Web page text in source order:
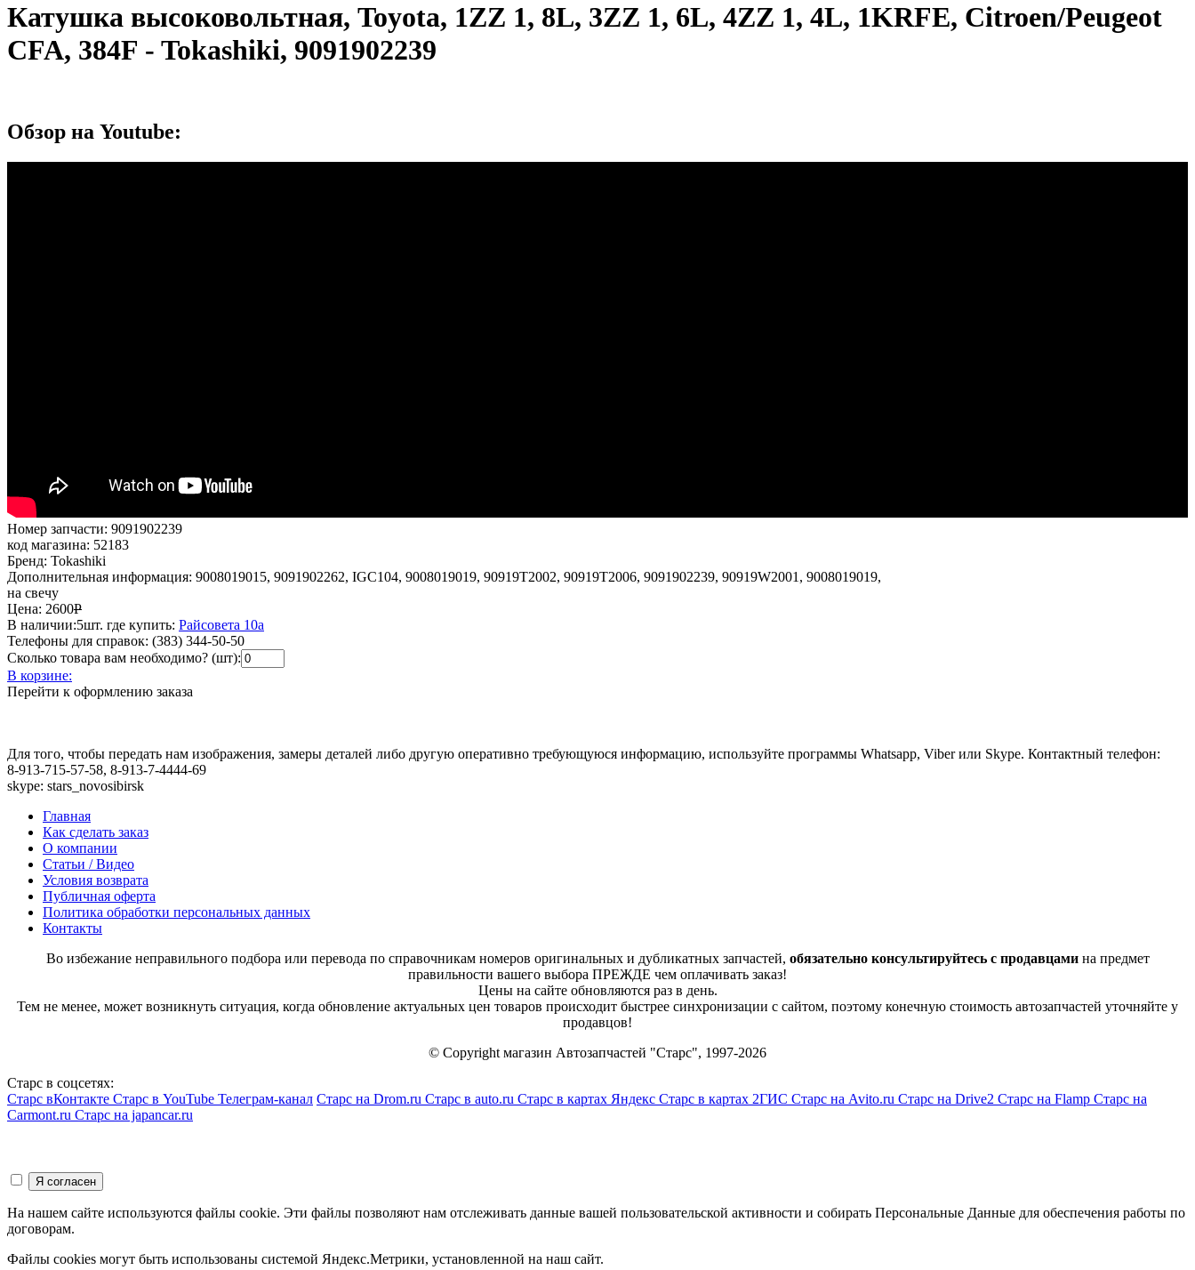
Катушка высоковольтная, Toyota, 1ZZ 1, 8L, 3ZZ 1, 6L, 4ZZ 1, 4L, 1KRFE, Citroen/Peugeot
CFA, 384F - Tokashiki, 9091902239
Обзор на Youtube:
Номер запчасти: 9091902239
код магазина: 52183
Бренд: Tokashiki
Дополнительная информация: 9008019015, 9091902262, IGC104, 9008019019, 90919T2002, 90919T2006, 9091902239, 90919W2001, 9008019019,
на свечу
Цена: 2600Р
В наличии:5шт. где купить: Райсовета 10а
Телефоны для справок: (383) 344-50-50
Сколько товара вам необходимо? (шт):
В корзине:
Перейти к оформлению заказа
Для того, чтобы передать нам изображения, замеры деталей либо другую оперативно требующуюся информацию, используйте программы Whatsapp, Viber или Skype. Контактный телефон:
8-913-715-57-58, 8-913-7-4444-69
skype: stars_novosibirsk
Главная
Как сделать заказ
О компании
Статьи / Видео
Условия возврата
Публичная оферта
Политика обработки персональных данных
Контакты
Во избежание неправильного подбора или перевода по справочникам номеров оригинальных и дубликатных запчастей, обязательно консультируйтесь с продавцамина предмет
правильности вашего выбора ПРЕЖДЕ чем оплачивать заказ!
Цены на сайте обновляются раз в день.
Тем не менее, может возникнуть ситуация, когда обновление актуальных цен товаров происходит быстрее синхронизации с сайтом, поэтому конечную стоимость автозапчастей уточняйте у
продавцов!
© Copyright магазин Автозапчастей "Старс", 1997-2026
Старс в соцсетях:
Старс вКонтакте Старс в YouTube Телеграм-канал Старс на Drom.ru Старс в auto.ru Старс в картах Яндекс Старс в картах 2ГИС Старс на Avito.ru Старс на Drive2 Старс на Flamp Старс на
Carmont.ru Старс на japancar.ru
На нашем сайте используются файлы cookie. Эти файлы позволяют нам отслеживать данные вашей пользовательской активности и собирать Персональные Данные для обеспечения работы по
договорам.
Файлы cookies могут быть использованы системой Яндекс.Метрики, установленной на наш сайт.